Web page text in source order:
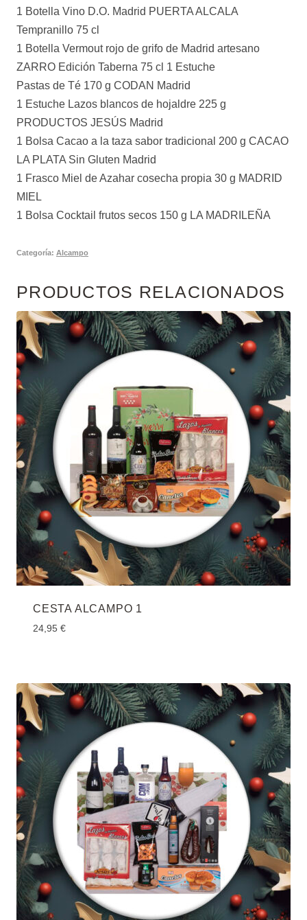
1 Botella Vino D.O. Madrid PUERTA ALCALA
Tempranillo 75 cl
1 Botella Vermout rojo de grifo de Madrid artesano
ZARRO Edición Taberna 75 cl 1 Estuche
Pastas de Té 170 g CODAN Madrid
1 Estuche Lazos blancos de hojaldre 225 g
PRODUCTOS JESÚS Madrid
1 Bolsa Cacao a la taza sabor tradicional 200 g CACAO
LA PLATA Sin Gluten Madrid
1 Frasco Miel de Azahar cosecha propia 30 g MADRID
MIEL
1 Bolsa Cocktail frutos secos 150 g LA MADRILEÑA
Categoría: Alcampo
PRODUCTOS RELACIONADOS
CESTA ALCAMPO 1
24,95 €